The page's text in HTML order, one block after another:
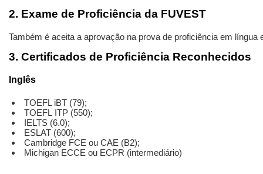
2. Exame de Proficiência da FUVEST
Também é aceita a aprovação na prova de proficiência em língua
3. Certificados de Proficiência Reconhecidos
Inglês
TOEFL iBT (79);
TOEFL ITP (550);
IELTS (6.0);
ESLAT (600);
Cambridge FCE ou CAE (B2);
Michigan ECCE ou ECPR (intermediário)